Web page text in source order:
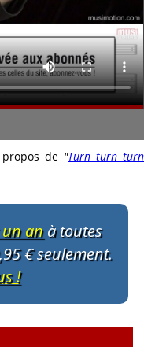
de "Turn turn turn
anà toutes
€ seulement.
!